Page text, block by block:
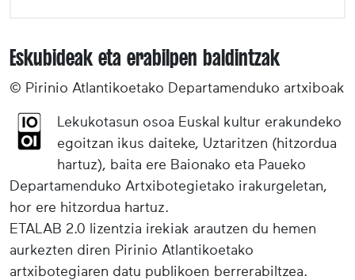
Eskubideak eta erabilpen baldintzak
© Pirinio Atlantikoetako Departamenduko artxiboak
Lekukotasun osoa Euskal kultur erakundeko
egoitzan ikus daiteke, Uztaritzen (hitzordua
hartuz), baita ere Baionako eta Paueko
Departamenduko Artxibotegietako irakurgeletan,
hor ere hitzordua hartuz.
ETALAB 2.0 lizentzia irekiak arautzen du hemen
aurkezten diren Pirinio Atlantikoetako
artxibotegiaren datu publikoen berrerabiltzea.